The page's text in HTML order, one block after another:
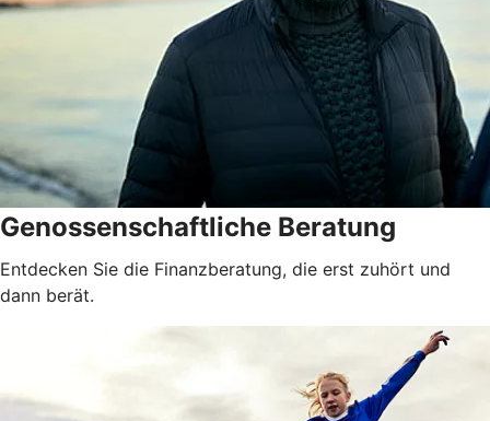
Genossenschaftliche Beratung
Entdecken Sie die Finanzberatung, die erst zuhört und
dann berät.